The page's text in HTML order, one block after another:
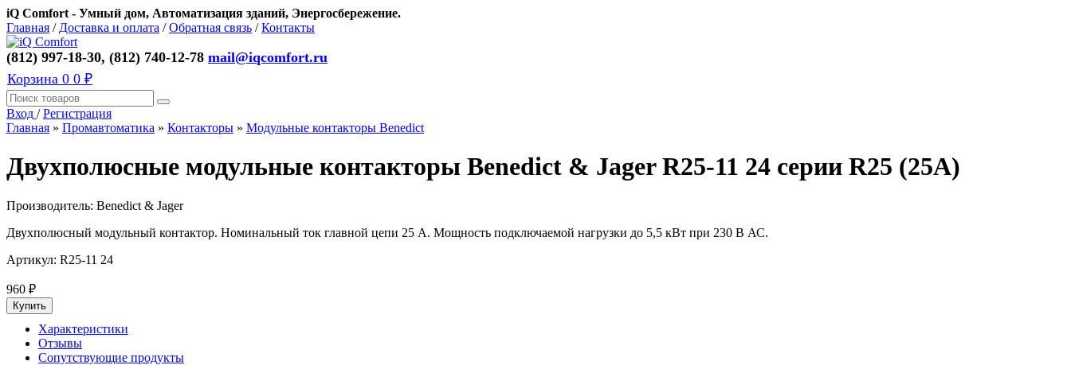
iQ Comfort - Умный дом, Автоматизация зданий, Энергосбережение.
Главная / Доставка и оплата /Обратная связь /Контакты
(812) 997-18-30, (812) 740-12-78 mail@iqcomfort.ru
Корзина 0 0 ₽
Вход /Регистрация
Главная » Промавтоматика » Контакторы » Модульные контакторы Benedict
Двухполюсные модульные контакторы Benedict & Jager R25-11 24 серии R25 (25A)
Производитель: Benedict & Jager
Двухполюсный модульный контактор. Номинальный ток главной цепи 25 А. Мощность подключаемой нагрузки до 5,5 кВт при 230 В АС.
Артикул: R25-11 24
960 ₽
Характеристики
Отзывы
Сопутствующие продукты